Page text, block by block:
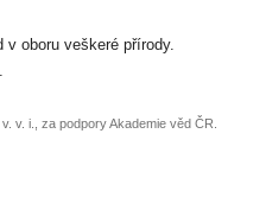
nebo
v oboru veškeré přírody.
v. i., za podpory Akademie věd ČR.